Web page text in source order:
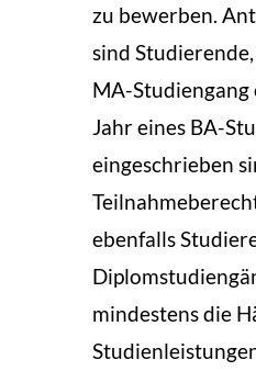
zu bewerben.
sind
MA-
Jahr eines BA-
eingeschrieben
ebenfalls
mindestens die